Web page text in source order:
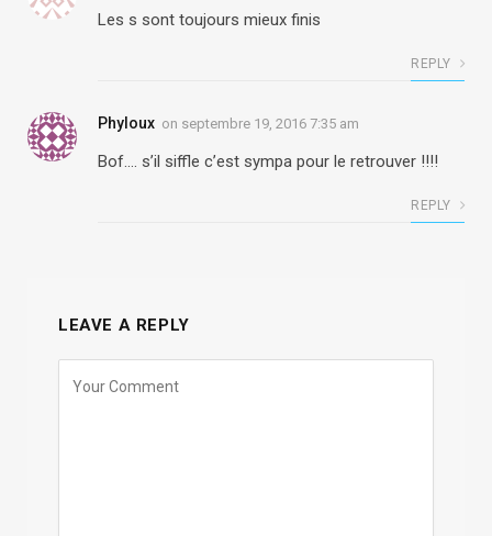
Les s sont toujours mieux finis
REPLY
Phyloux on septembre 19, 2016 7:35 am
Bof…. s’il siffle c’est sympa pour le retrouver !!!!
REPLY
LEAVE A REPLY